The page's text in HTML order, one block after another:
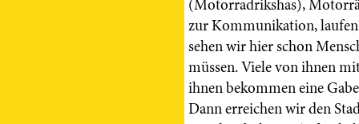
(Motorradrikshas),
zur Kommunikation,
sehen wir hier schon
müssen. Viele von ihnen
ihnen bekommen eine
Dann erreichen wir den